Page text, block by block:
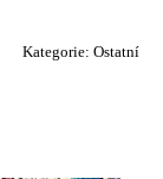
Kategorie: Ostatní